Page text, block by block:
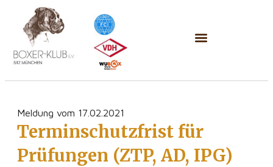
Meldung vom 17.02.2021
Terminschutzfrist für
Prüfungen (ZTP, AD, IPG)